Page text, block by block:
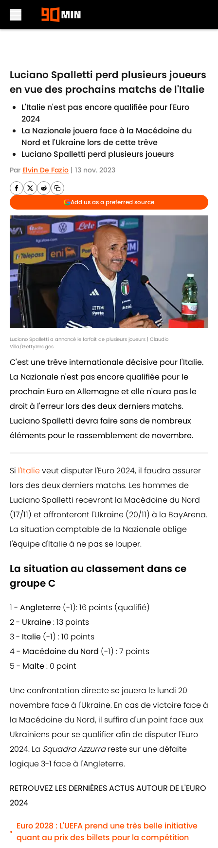
Luciano Spalletti perd plusieurs joueurs
en vue des prochains matchs de l'Italie
L'Italie n'est pas encore qualifiée pour l'Euro
2024
La Nazionale jouera face à la Macédoine du
Nord et l'Ukraine lors de cette trêve
Luciano Spalletti perd plusieurs joueurs
Par Elvin De Fazio | 13 nov. 2023
Add us as a preferred source
Luciano Spalletti a annoncé le forfait de plusieurs joueurs | Claudio
Villa/GettyImages
C'est une trêve internationale décisive pour l'Italie.
La Nazionale n'est pas encore qualifiée pour le
prochain Euro en Allemagne et elle n'aura pas le
droit à l'erreur lors des deux derniers matchs.
Luciano Spalletti devra faire sans de nombreux
éléments pour le rassemblement de novembre.
Si l'Italieveut disputer l'Euro 2024, il faudra assurer
lors des deux derniers matchs. Les hommes de
Luciano Spalletti recevront la Macédoine du Nord
(17/11) et affronteront l'Ukraine (20/11) à la BayArena.
La situation comptable de la Nazionale oblige
l'équipe d'Italie à ne pas se louper.
La situation au classement dans ce
groupe C
1 - Angleterre (-1): 16 points (qualifié)
2 - Ukraine: 13 points
3 - Italie (-1) : 10 points
4 - Macédoine du Nord (-1) : 7 points
5 - Malte: 0 point
Une confrontation directe se jouera le lundi 20
novembre face à l'Ukraine. En cas de victoire face à
la Macédoine du Nord, il suffira d'un point face aux
Ukrainiens pour se qualifier afin de disputer l'Euro
2024. La Squadra Azzurrareste sur une défaite
logique 3-1 face à l'Angleterre.
RETROUVEZ LES DERNIÈRES ACTUS AUTOUR DE L'EURO
2024
•
Euro 2028 : L'UEFA prend une très belle initiative
quant au prix des billets pour la compétition